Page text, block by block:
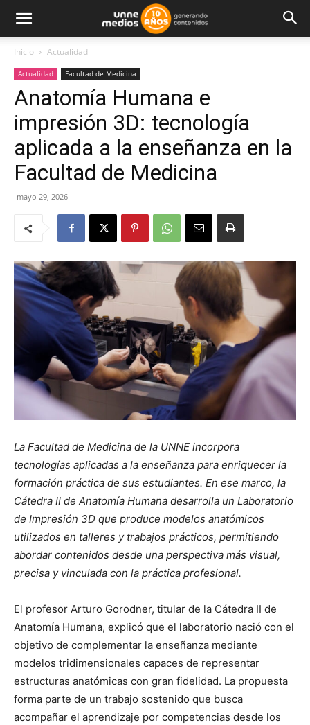
Inicio Actualidad
Actualidad Facultad de Medicina
Anatomía Humana e
impresión 3D: tecnología
aplicada a la enseñanza en la
Facultad de Medicina
mayo 29, 2026
La Facultad de Medicina de la UNNE incorpora
tecnologías aplicadas a la enseñanza para enriquecer la
formación práctica de sus estudiantes. En ese marco, la
Cátedra II de Anatomía Humana desarrolla un Laboratorio
de Impresión 3D que produce modelos anatómicos
utilizados en talleres y trabajos prácticos, permitiendo
abordar contenidos desde una perspectiva más visual,
precisa y vinculada con la práctica profesional.
El profesor Arturo Gorodner, titular de la Cátedra II de
Anatomía Humana, explicó que el laboratorio nació con el
objetivo de complementar la enseñanza mediante
modelos tridimensionales capaces de representar
estructuras anatómicas con gran fidelidad. La propuesta
forma parte de un trabajo sostenido que busca
acompañar el aprendizaje por competencias desde los